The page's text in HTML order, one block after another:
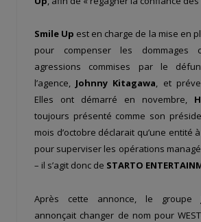
Smile Up est en charge de la mise en
pour compenser les dommages
agressions commises par le
l’agence, Johnny Kitagawa, et
Elles ont démarré en novembre,
toujours présenté comme son
mois d’octobre déclarait qu’une entité
pour superviser les opérations
– il s’agit donc de STARTO
Après cette annonce, le groupe
annonçait changer de nom pour